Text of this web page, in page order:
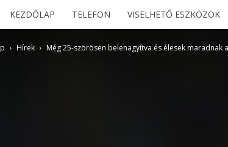
Xiaomilife
KEZDŐLAP TELEFON VISELHETŐ ESZKÖZÖK
Hírek Még 25-szörösen belenagyítva és élesek maradnak